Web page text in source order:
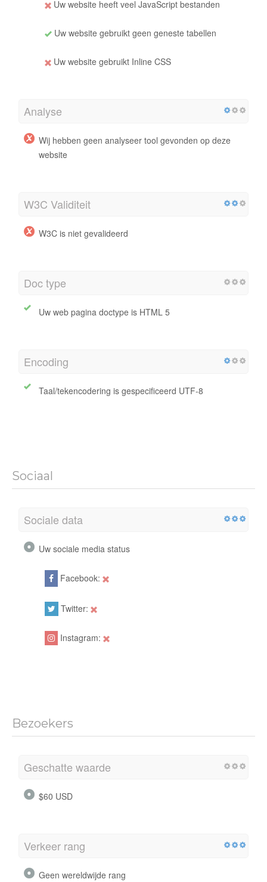
Uw website heeft veel JavaScript bestanden
Uw website gebruikt geen geneste tabellen
Uw website gebruikt Inline CSS
Analyse
Wij hebben geen analyseer tool gevonden op deze
website
W3C Validiteit
W3C is niet gevalideerd
Doc type
Uw web pagina doctype is HTML 5
Encoding
Taal/tekencodering is gespecificeerd UTF-8
Sociaal
Sociale data
Uw sociale media status
Facebook:
Twitter:
Instagram:
Bezoekers
Geschatte waarde
$60 USD
Verkeer rang
Geen wereldwijde rang